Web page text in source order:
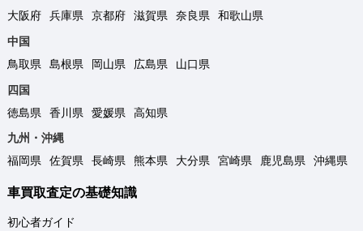
大阪府
兵庫県 京都府 滋賀県 奈良県
和歌山県
中国
鳥取県
島根県 岡山県 広島県
山口県
四国
徳島県
香川県 愛媛県
高知県
九州・沖縄
福岡県
佐賀県 長崎県 熊本県 大分県 宮崎県 鹿児島県 沖縄県
車買取査定の基礎知識
初心者ガイド